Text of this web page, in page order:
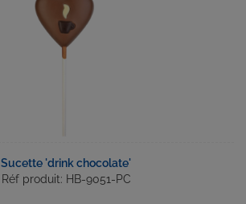
Sucette 'drink chocolate'
Réf produit: HB-9051-PC